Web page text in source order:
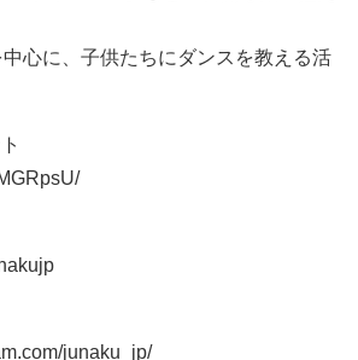
心に、子供たちにダンスを教える活
junaku_jp/